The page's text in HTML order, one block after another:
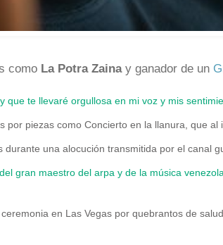
como La Potra Zainay ganador de un
te llevaré orgullosa en mi voz y mis
piezas como Concierto en la llanura, que
una alocución transmitida por el canal
gran maestro del arpa y de la música
en Las Vegas por quebrantos de